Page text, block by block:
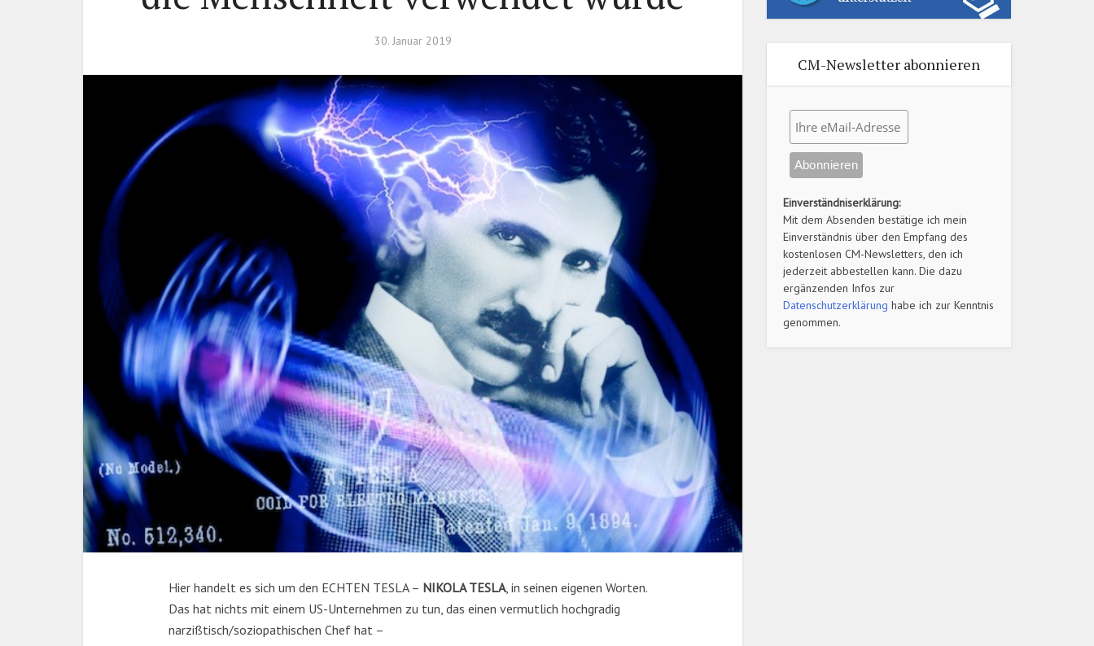
30. Januar 2019
Hier handelt es sich um den ECHTEN TESLA – NIKOLA TESLA, in seinen eigenen Worten.
Das hat nichts mit einem US-Unternehmen zu tun, das einen vermutlich hochgradig
narzißtisch/soziopathischen Chef hat –
CM-Newsletter abonnieren
Einverständniserklärung:
Mit dem Absenden bestätige ich mein
Einverständnis über den Empfang des
kostenlosen CM-Newsletters, den ich
jederzeit abbestellen kann. Die dazu
ergänzenden Infos zur
Datenschutzerklärung habe ich zur Kenntnis
genommen.